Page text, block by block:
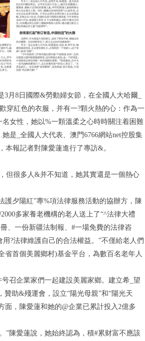
8日國際&勞動婦女節，在全國人大哈爾_
穿紅色的衣服，并有一?顆火熱的心：作為一
女性，她以%一顆溫柔之心時時關注着困難
是_全國人大代表、澳門6766網站net控股集
報記者對陳愛蓮進行了專訪&。
很多人&并不知道，她其實還是一個熱心
夕陽紅”專%項法律服務活動的協辦方，陳
多家養老機構的老人送上了“^法律大禮
一份新疆法制報、#一場免費的法律咨
?法律維護自己的合法權益。”不僅給老人們
首個美麗鄉村)基金平台，為數百名老年人
召企業家們一起建設美麗家鄉。建立希_望
助&殘運會，設立“陽光母親”和“陽光天
，陳愛蓮和她的@企業已累計投入2億多
陳愛蓮說，她始終認為，積#累财富不應該